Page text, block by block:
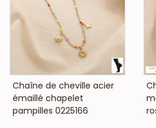
VOIR LE PRIX
Chaîne de cheville acier
émaillé chapelet
pampilles 0225166